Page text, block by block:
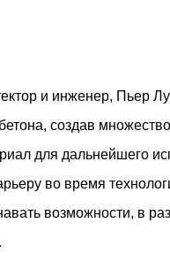
Architectures. Проект,
примером
из двух
5 364 м²) и «Opale
жилых единиц
и социальной
года и получением
застройщиков
манифест.
и инженер, Пьер
создав
для дальнейшего
во время
возможности, в